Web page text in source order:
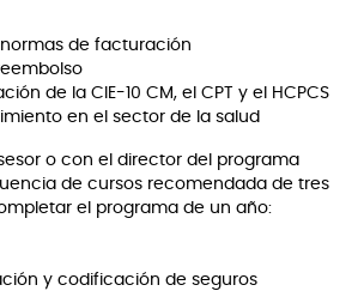
de facturación
de la CIE-10 CM, el CPT y el HCPCS
en el sector de la salud
o con el director del programa
de cursos recomendada de tres
el programa de un año:
y codificación de seguros